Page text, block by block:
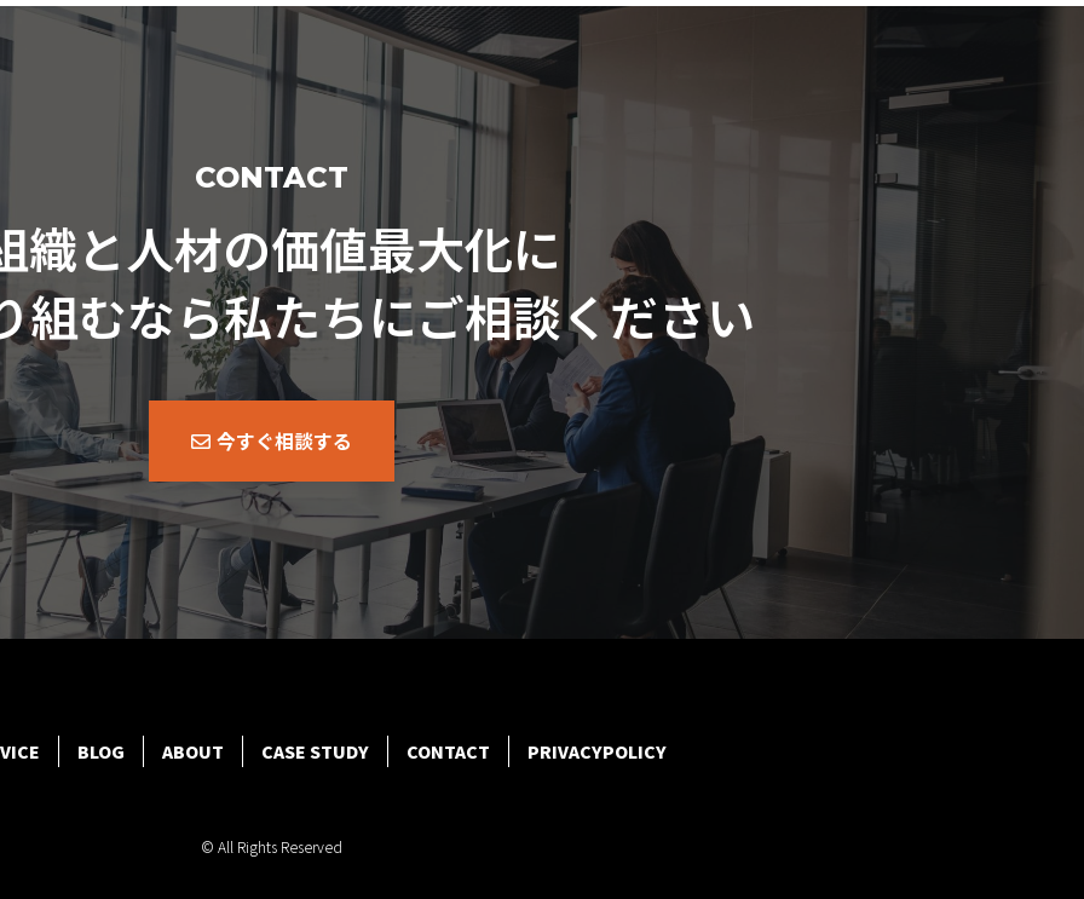
CONTACT
織と人材の価値最大化に
組むなら私たちにご相談ください
今すぐ相談する
BLOG ABOUT CASE STUDY CONTACT PRIVACYPOLICY
© All Rights Reserved